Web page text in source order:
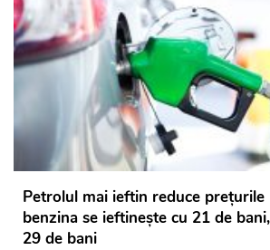
Petrolul mai ieftin reduce prețurile
benzina se ieftinește cu 21 de
29 de bani